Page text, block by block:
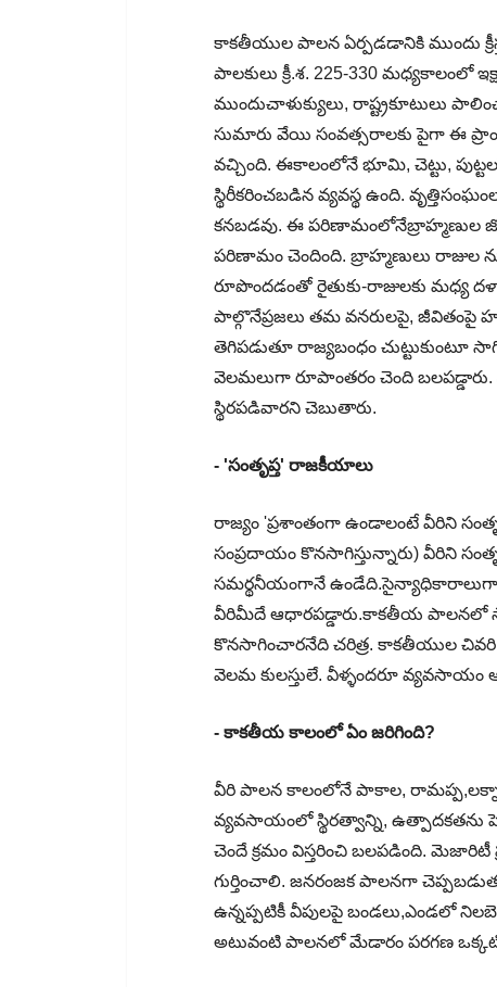
కాకతీయుల పాలన ఏర్పడడానికి ముందు
పాలకులు క్రీ.శ. 225-330
ముందుచాళుక్యులు, రాష్ట్రకూటులు
సుమారు వేయి సంవత్సరాలకు పైగా ఈ
వచ్చింది. ఈకాలంలోనే భూమి, చెట్టు,
స్థిరీకరించబడిన వ్యవస్థ ఉంది.
కనబడవు. ఈ పరిణామంలోనేబ్రాహ్మణుల
పరిణామం చెందింది. బ్రాహ్మణులు రాజుల
రూపొందడంతో రైతుకు-రాజులకు మధ్య
పాల్గొనేప్రజలు తమ వనరులపై, జీవితంపై
తెగిపడుతూ రాజ్యబంధం చుట్టుకుంటూ
వెలమలుగా రూపాంతరం చెంది
స్థిరపడివారని చెబుతారు.
- 'సంతృప్త' రాజకీయాలు
రాజ్యం 'ప్రశాంతంగా ఉండాలంటే వీరిని
సంప్రదాయం కొనసాగిస్తున్నారు) వీరిని
సమర్థనీయంగానే ఉండేది.సైన్యాధికారాలుగా
వీరిమీదే ఆధారపడ్డారు.కాకతీయ పాలనలో
కొనసాగించారనేది చరిత్ర. కాకతీయుల చివరి
వెలమ కులస్తులే. వీళ్ళందరూ
- కాకతీయ కాలంలో ఏం జరిగింది?
వీరి పాలన కాలంలోనే పాకాల,
వ్యవసాయంలో స్థిరత్వాన్ని, ఉత్పాదకతను
చెందే క్రమం విస్తరించి బలపడింది. మెజారిటీ
గుర్తించాలి. జనరంజక పాలనగా
ఉన్నప్పటికీ వీపులపై బండలు,ఎండలో
అటువంటి పాలనలో మేడారం పరగణ